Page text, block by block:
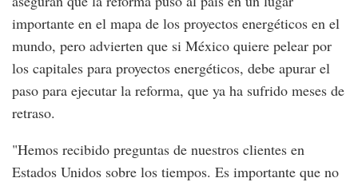
importante en el mapa de los proyectos energéticos en el
mundo, pero advierten que si México quiere pelear por
los capitales para proyectos energéticos, debe apurar el
paso para ejecutar la reforma, que ya ha sufrido meses de
retraso.
"Hemos recibido preguntas de nuestros clientes en
Estados Unidos sobre los tiempos. Es importante que no